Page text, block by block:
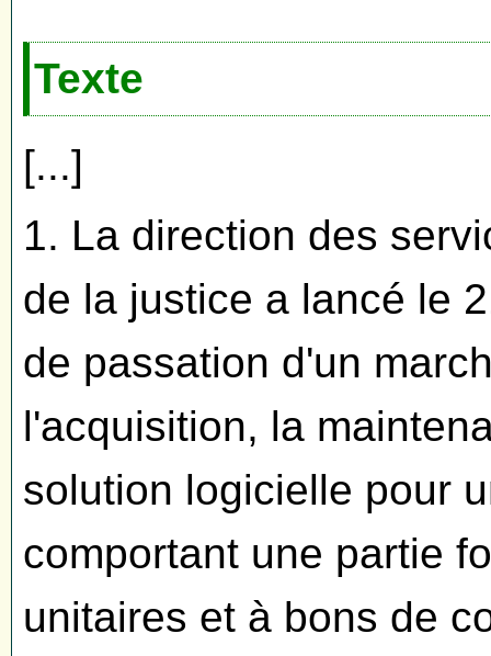
Texte
[...]
1. La direction des
de la justice a lancé le
de passation d'un
l'acquisition, la
solution logicielle pour
comportant une partie
unitaires et à bons de